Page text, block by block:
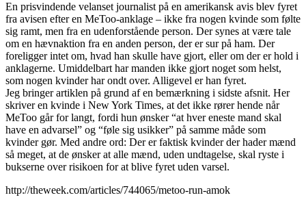
egne
En prisvindende velanset journalist på en amerikansk avis blev fyret
fra avisen efter en MeToo-anklage – ikke fra nogen kvinde som følte
sig ramt, men fra en udenforstående person. Der synes at være tale
om en hævnaktion fra en anden person, der er sur på ham. Der
foreligger intet om, hvad han skulle have gjort, eller om der er hold i
anklagerne. Umiddelbart har manden ikke gjort noget som helst,
som nogen kvinder har ondt over. Alligevel er han fyret.
Jeg bringer artiklen på grund af en bemærkning i sidste afsnit. Her
skriver en kvinde i New York Times, at det ikke rører hende når
MeToo går for langt, fordi hun ønsker “at hver eneste mand skal
have en advarsel” og “føle sig usikker” på samme måde som
kvinder gør. Med andre ord: Der er faktisk kvinder der hader mænd
så meget, at de ønsker at alle mænd, uden undtagelse, skal ryste i
bukserne over risikoen for at blive fyret uden varsel.
http://theweek.com/articles/744065/metoo-run-amok